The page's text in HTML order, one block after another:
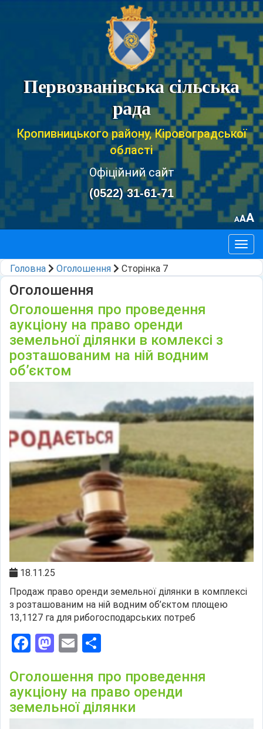
Первозванівська сільська
рада
Кропивницького району, Кіровоградської
області
Офіційний сайт
(0522) 31-61-71
AAA
Головна
Оголошення Сторінка 7
Оголошення
Оголошення про проведення
аукціону на право оренди
земельної ділянки в комлексі з
розташованим на ній водним
об’єктом
18.11.25
Продаж право оренди земельної ділянки в комплексі
з розташованим на ній водним об’єктом площею
13,1127 га для рибогосподарських потреб
Facebook
Mastodon
Email
Оголошення про проведення
аукціону на право оренди
земельної ділянки